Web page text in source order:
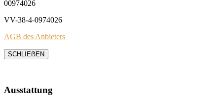
00974026
VV-38-4-0974026
AGB des Anbieters
SCHLIEẞEN
Ausstattung